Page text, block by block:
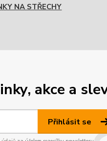
NA STŘECHY
akce a
Přihlásit se